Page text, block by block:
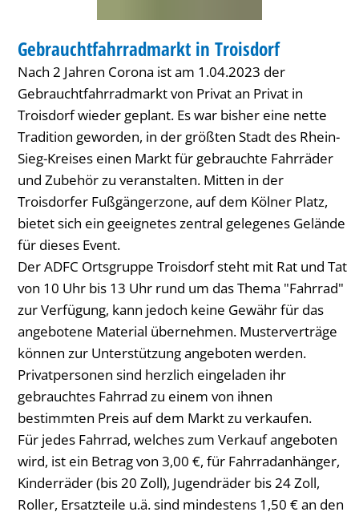
KATEGORIE: MARKT
Gebrauchtfahrradmarkt in Troisdorf
Nach 2 Jahren Corona ist am 1.04.2023 der
Gebrauchtfahrradmarkt von Privat an Privat in
Troisdorf wieder geplant. Es war bisher eine nette
Tradition geworden, in der größten Stadt des Rhein-
Sieg-Kreises einen Markt für gebrauchte Fahrräder
und Zubehör zu veranstalten. Mitten in der
Troisdorfer Fußgängerzone, auf dem Kölner Platz,
bietet sich ein geeignetes zentral gelegenes Gelände
für dieses Event.
Der ADFC Ortsgruppe Troisdorf steht mit Rat und Tat
von 10 Uhr bis 13 Uhr rund um das Thema "Fahrrad"
zur Verfügung, kann jedoch keine Gewähr für das
angebotene Material übernehmen. Musterverträge
können zur Unterstützung angeboten werden.
Privatpersonen sind herzlich eingeladen ihr
gebrauchtes Fahrrad zu einem von ihnen
bestimmten Preis auf dem Markt zu verkaufen.
Für jedes Fahrrad, welches zum Verkauf angeboten
wird, ist ein Betrag von 3,00 €, für Fahrradanhänger,
Kinderräder (bis 20 Zoll), Jugendräder bis 24 Zoll,
Roller, Ersatzteile u.ä. sind mindestens 1,50 € an den